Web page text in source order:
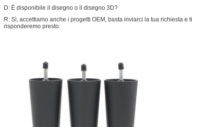
D: È disponibile il disegno o il disegno 3D?
R: Sì, accettiamo anche i progetti OEM, basta inviarci la tua richiesta e ti
risponderemo presto.